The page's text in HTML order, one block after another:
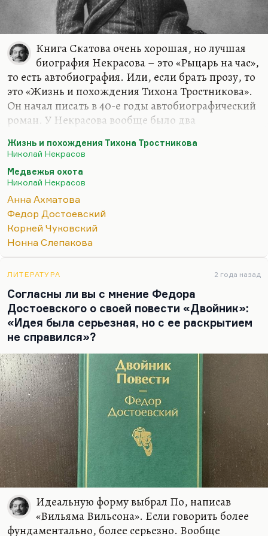
Книга Скатова очень хорошая, но лучшая
биография Некрасова – это «Рыцарь на час»,
то есть автобиография. Или, если брать прозу, то
это «Жизнь и похождения Тихона Тростникова».
Он начал писать в 40-е годы автобиографический
роман. У Некрасова вообще было два
автобиографический прозаический роман «Жизнь
и похождения Тихона Тростникова» и
неоконченная великолепная по эскизам драма в
стихах «Медвежья охота», где он выносит
приговор поколению и где медвежья охота
вырастает до такого масштабного символа.
Только у Тендрякова в рассказе «Охота» она была
так же интерпретирована. Такая охота на своих,
Про Некрасова мог написать только Некрасов.…
Жизнь и похождения Тихона Тростникова
Николай Некрасов
Медвежья охота
Николай Некрасов
Анна Ахматова
Федор Достоевский
Корней Чуковский
Нонна Слепакова
ЛИТЕРАТУРА 2 года назад
Согласны ли вы с мнение Федора
Достоевского о своей повести «Двойник»:
«Идея была серьезная, но с ее раскрытием
не справился»?
Идеальную форму выбрал По, написав
«Вильяма Вильсона». Если говорить более
фундаментально, более серьезно. Вообще